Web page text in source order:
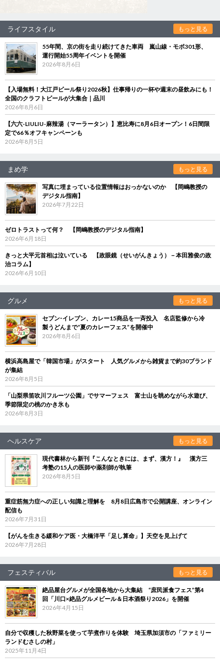
ライフスタイル もっと見る
55年間、京の街を走り続けてきた車両 嵐山線・モボ301形、
運行開始55周年イベントを開催
2026年8月6日
【入場無料！大江戸ビール祭り2026秋】仕事帰りの一杯や週末の昼飲みにも！
全国のクラフトビールが大集合｜品川
2026年8月6日
【六六-LIULIU-麻辣湯（マーラータン）】恵比寿に8月6日オープン！6日間限
定で66％オフキャンペーンも
2026年8月5日
まめ学 もっと見る
写真に埋まっている位置情報はおっかないのか 【岡嶋教授の
デジタル指南】
2026年7月22日
ゼロトラストって何？ 【岡嶋教授のデジタル指南】
2026年6月18日
きっと大平元首相は泣いている 【政眼鏡（せいがんきょう）－本田雅俊の政
治コラム】
2026年6月10日
グルメ もっと見る
セブン‐イレブン、カレー15商品を一斉投入 名店監修から冷
製うどんまで“夏のカレーフェス”を開催中
2026年8月6日
横浜高島屋で「韓国市場」がスタート 人気グルメから雑貨まで約30ブランド
が集結
2026年8月5日
「山梨県笛吹川フルーツ公園」でサマーフェス 富士山を眺めながら水遊び、
季節限定の桃のかき氷も
2026年8月3日
ヘルスケア もっと見る
現代書林から新刊『こんなときには、まず、漢方！』 漢方三
考塾の15人の医師や薬剤師が執筆
2026年8月5日
重症筋無力症への正しい知識と理解を 8月8日広島市で公開講座、オンライン
配信も
2026年7月31日
【がんを生きる緩和ケア医・大橋洋平「足し算命」】天空を見上げて
2026年7月28日
フェスティバル もっと見る
絶品屋台グルメが全国各地から大集結 “庶民派食フェス”第4
回「川口×絶品グルメビール＆日本酒祭り2026」を開催
2026年4月15日
自分で収穫した秋野菜を使って芋煮作りを体験 埼玉県加須市の「ファミリー
ランドむさしの村」
2025年11月4日